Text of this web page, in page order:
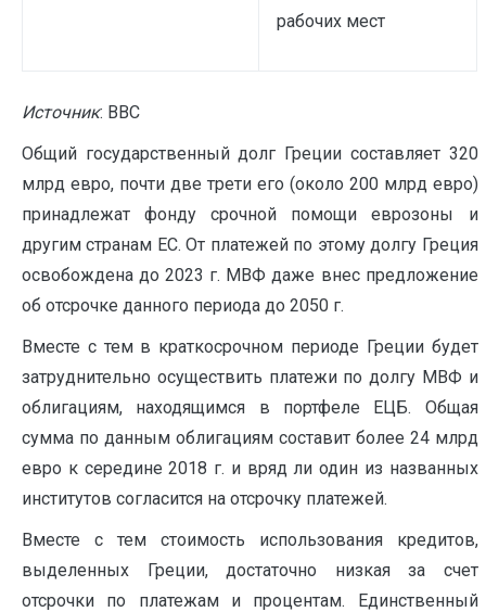
рабочих мест
Источник: BBC
Общий государственный долг Греции составляет 320
млрд евро, почти две трети его (около 200 млрд евро)
принадлежат фонду срочной помощи еврозоны и
другим странам ЕС. От платежей по этому долгу Греция
освобождена до 2023 г. МВФ даже внес предложение
об отсрочке данного периода до 2050 г.
Вместе с тем в краткосрочном периоде Греции будет
затруднительно осуществить платежи по долгу МВФ и
облигациям, находящимся в портфеле ЕЦБ. Общая
сумма по данным облигациям составит более 24 млрд
евро к середине 2018 г. и вряд ли один из названных
институтов согласится на отсрочку платежей.
Вместе с тем стоимость использования кредитов,
выделенных Греции, достаточно низкая за счет
отсрочки по платежам и процентам. Единственный